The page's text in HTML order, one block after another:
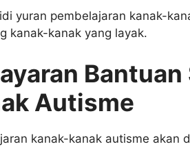
yuran pembelajaran kanak-
kanak-kanak yang layak.
Autisme
kanak-kanak autisme akan